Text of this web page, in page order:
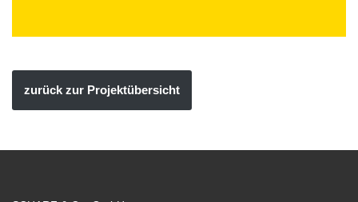
zurück zur Projektübersicht